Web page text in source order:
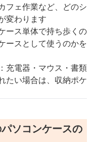
フェ作業など、どのシ
変わります
ース単体で持ち歩くの
ースとして使うのかを
：充電器・マウス・書類
たい場合は、収納ポケ
ソコンケースの